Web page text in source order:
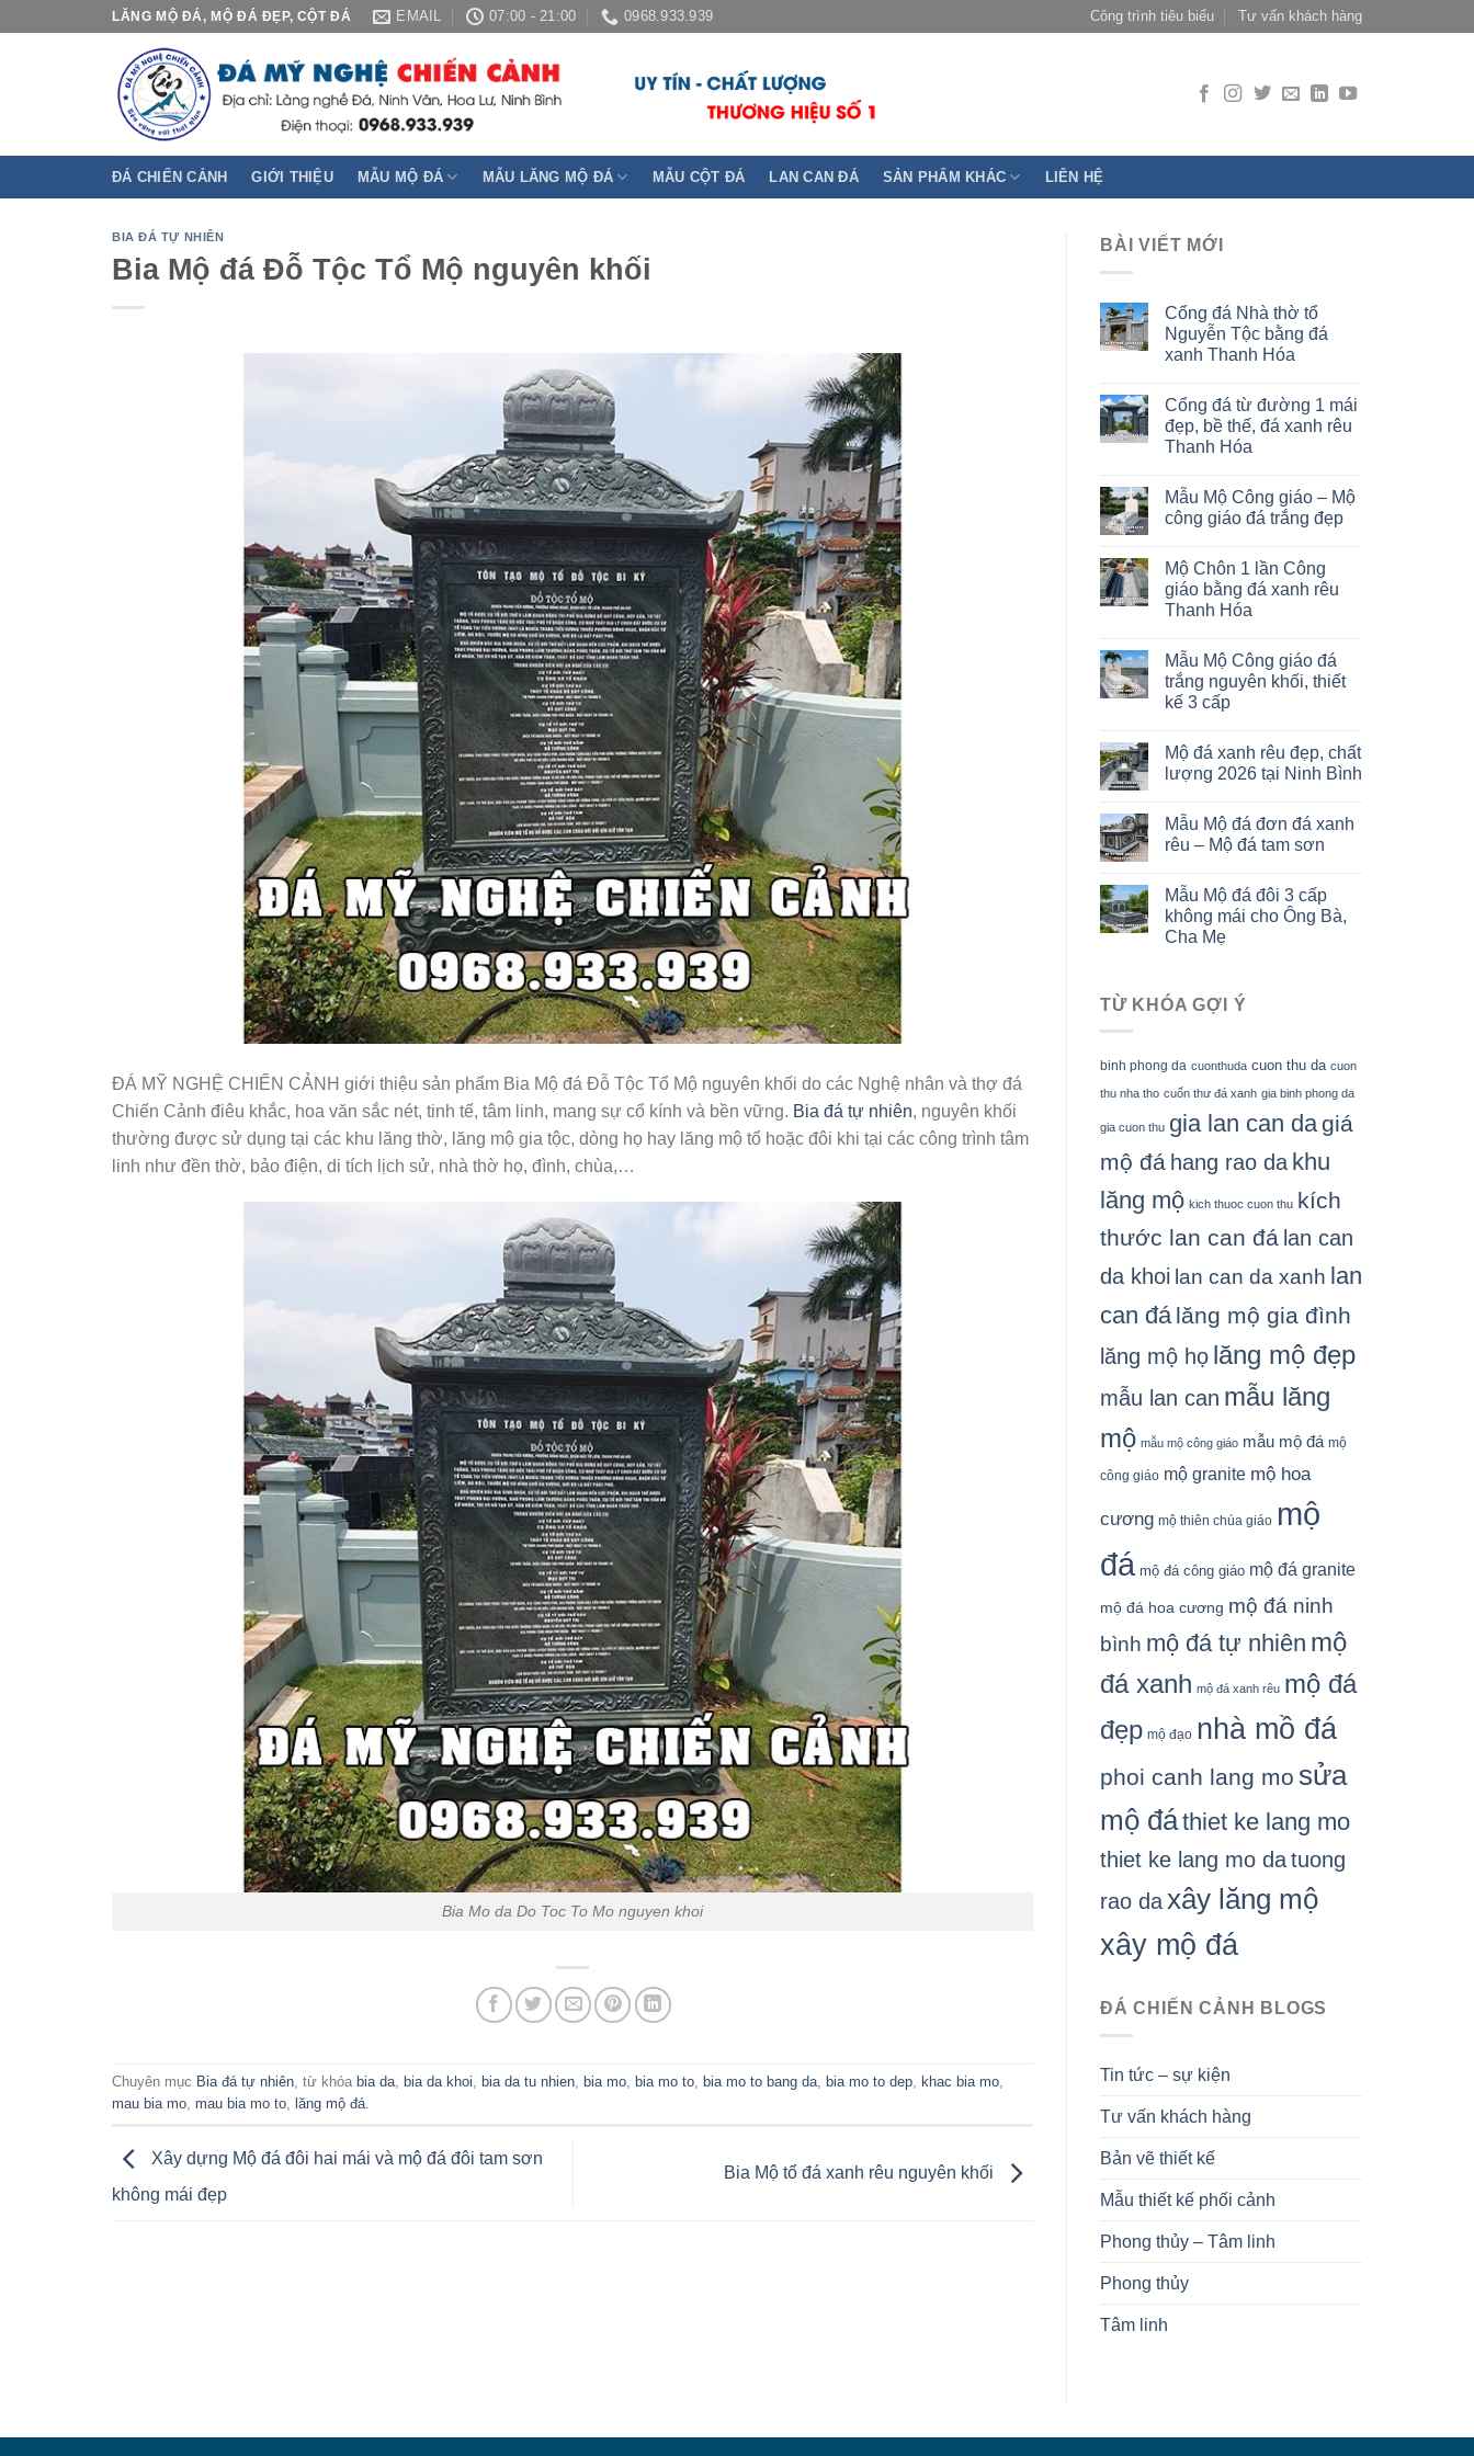
LĂNG MỘ ĐÁ, MỘ ĐÁ ĐẸP, CỘT ĐÁ EMAIL 07:00 - 21:00 0968.933.939 Công trình tiêu biểu Tư vấn khách hàng
ĐÁ CHIẾN CẢNH GIỚI THIỆU MẪU MỘ ĐÁ MẪU LĂNG MỘ ĐÁ MẪU CỘT ĐÁ LAN CAN ĐÁ SẢN PHẨM KHÁC LIÊN HỆ
BIA ĐÁ TỰ NHIÊN
Bia Mộ đá Đỗ Tộc Tổ Mộ nguyên khối
ĐÁ MỸ NGHỆ CHIẾN CẢNH giới thiệu sản phẩm Bia Mộ đá Đỗ Tộc Tổ Mộ nguyên khối do các Nghệ nhân và thợ đá
Chiến Cảnh điêu khắc, hoa văn sắc nét, tinh tế, tâm linh, mang sự cổ kính và bền vững. Bia đá tự nhiên, nguyên khối
thường được sử dụng tại các khu lăng thờ, lăng mộ gia tộc, dòng họ hay lăng mộ tổ hoặc đôi khi tại các công trình tâm
linh như đền thờ, bảo điện, di tích lịch sử, nhà thờ họ, đình, chùa,…
Bia Mo da Do Toc To Mo nguyen khoi
Chuyên mục Bia đá tự nhiên, từ khóa bia da, bia da khoi, bia da tu nhien, bia mo, bia mo to, bia mo to bang da, bia mo to dep, khac bia mo,
mau bia mo, mau bia mo to, lăng mộ đá.
Xây dựng Mộ đá đôi hai mái và mộ đá đôi tam sơn
không mái đẹp
Bia Mộ tổ đá xanh rêu nguyên khối
BÀI VIẾT MỚI
Cổng đá Nhà thờ tổ
Nguyễn Tộc bằng đá
xanh Thanh Hóa
Cổng đá từ đường 1 mái
đẹp, bề thế, đá xanh rêu
Thanh Hóa
Mẫu Mộ Công giáo – Mộ
công giáo đá trắng đẹp
Mộ Chôn 1 lần Công
giáo bằng đá xanh rêu
Thanh Hóa
Mẫu Mộ Công giáo đá
trắng nguyên khối, thiết
kế 3 cấp
Mộ đá xanh rêu đẹp, chất
lượng 2026 tại Ninh Bình
Mẫu Mộ đá đơn đá xanh
rêu – Mộ đá tam sơn
Mẫu Mộ đá đôi 3 cấp
không mái cho Ông Bà,
Cha Mẹ
TỪ KHÓA GỢI Ý
binh phong da cuonthuda cuon thu da cuon
thu nha tho cuốn thư đá xanh gia binh phong da
gia cuon thu gia lan can dagiá
mộ đá hang rao da khu
lăng mộ kich thuoc cuon thu kích
thước lan can đá lan can
da khoi lan can da xanh lan
can đá lăng mộ gia đình
lăng mộ họ lăng mộ đẹp
mẫu lan can mẫu lăng
mộ mẫu mộ công giáo mẫu mộ đá mộ
công giáo mộ granite mộ hoa
cương mộ thiên chúa giáo mộ
đá mộ đá công giáo mộ đá granite
mộ đá hoa cương mộ đá ninh
bình mộ đá tự nhiên mộ
đá xanh mộ đá xanh rêu mộ đá
đẹp mộ đạo nhà mồ đá
phoi canh lang mo sửa
mộ đáthiet ke lang mo
thiet ke lang mo datuong
rao daxây lăng mộ
xây mộ đá
ĐÁ CHIẾN CẢNH BLOGS
Tin tức – sự kiện
Tư vấn khách hàng
Bản vẽ thiết kế
Mẫu thiết kế phối cảnh
Phong thủy – Tâm linh
Phong thủy
Tâm linh